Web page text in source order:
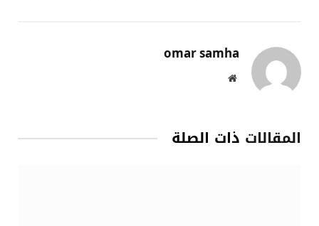
omar samha
موقع
المقالات ذات الصلة